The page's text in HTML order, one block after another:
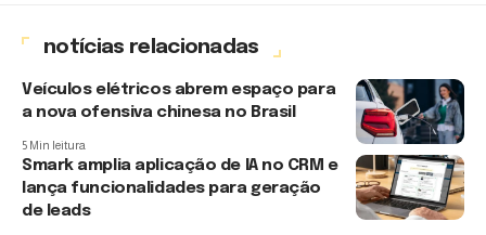
notícias relacionadas
Veículos elétricos abrem espaço para
a nova ofensiva chinesa no Brasil
5 Min leitura
Smark amplia aplicação de IA no CRM e
lança funcionalidades para geração
de leads